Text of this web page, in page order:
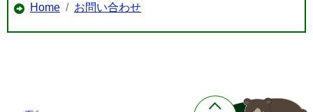
Home お問い合わせ